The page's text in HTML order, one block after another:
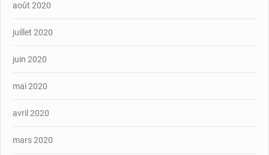
août 2020
juillet 2020
juin 2020
mai 2020
avril 2020
mars 2020